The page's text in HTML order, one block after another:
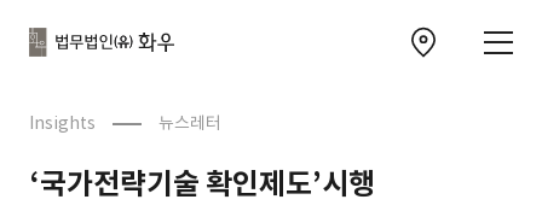
Insights 뉴스레터
‘국가전략기술 확인제도’시행